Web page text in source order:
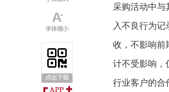
采购活动中与
入不良行为
收，不影响前
计不受影响，
行业客户的合